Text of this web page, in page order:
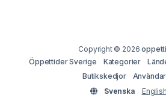
Copyright © 2026
Öppettider Sverige
Kategorier
Butikskedjor
Svenska
English